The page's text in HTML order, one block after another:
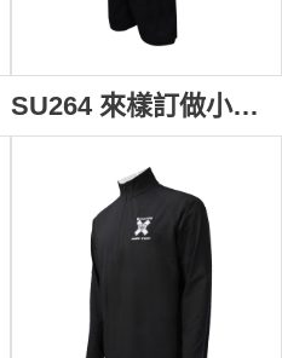
SU264 來樣訂做小童校服套裝款式 網上下單小學校服 男童夏天 幼稚園 兒童校服製作中心